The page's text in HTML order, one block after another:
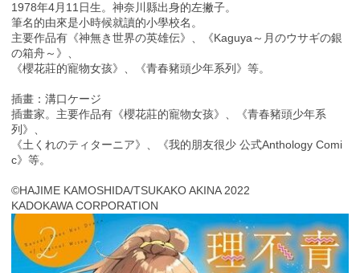
1978年4月11日生。神奈川縣出身的左撇子。
筆名的由來是小時候就讀的小學校名。
主要作品有《神無き世界の英雄伝》、《Kaguya～月のウサギの銀
の箱舟～》、
《櫻花莊的寵物女孩》、《青春豬頭少年系列》等。
插畫：溝口ケージ
插畫家。主要作品有《櫻花莊的寵物女孩》、《青春豬頭少年系
列》、
《土くれのティターニア》、《我的朋友很少 公式Anthology Comi
c》等。
©HAJIME KAMOSHIDA/TSUKAKO AKINA 2022
KADOKAWA CORPORATION